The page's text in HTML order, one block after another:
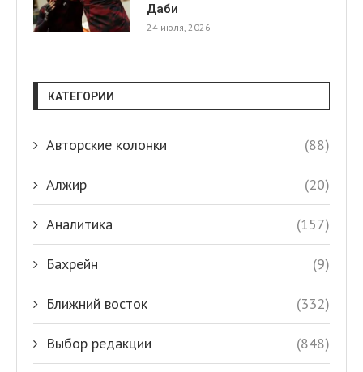
Даби
24 июля, 2026
КАТЕГОРИИ
Авторские колонки (88)
Алжир (20)
Аналитика (157)
Бахрейн (9)
Ближний восток (332)
Выбор редакции (848)